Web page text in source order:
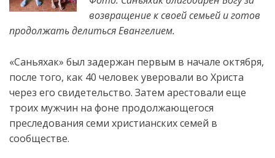
возвращение к своей семьей и готов
продолжать делиться Евангелием.
«Саньяхак» был задержан первым в начале октября,
после того, как 40 человек уверовали во Христа
через его свидетельство. Затем арестовали еще
троих мужчин на фоне продолжающегося
преследования семи христианских семей в
сообществе.